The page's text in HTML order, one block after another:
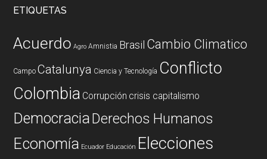
ETIQUETAS
Acuerdo Agro Amnistia Brasil Cambio Climatico
Campo Catalunya Ciencia y Tecnología Conflicto
Colombia Corrupción crisis capitalismo
DemocraciaDerechos Humanos
Economía Ecuador Educación Elecciones